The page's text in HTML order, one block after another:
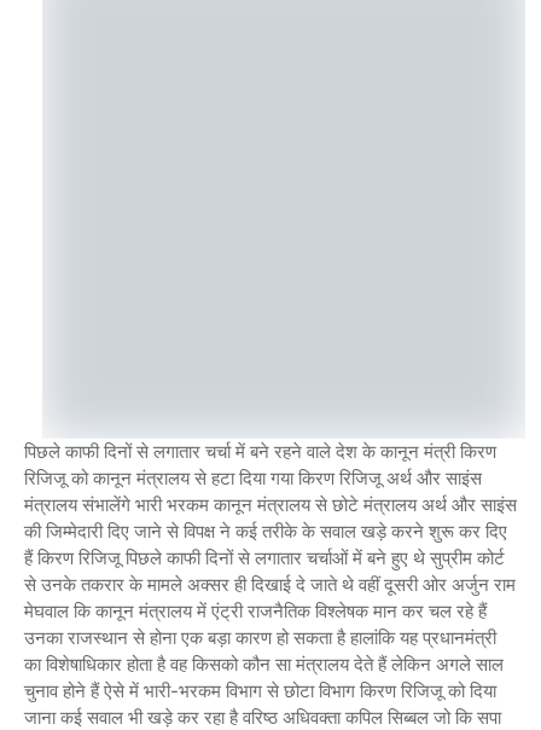
पिछले काफी दिनों से लगातार चर्चा में बने रहने वाले देश के कानून मंत्री किरण
रिजिजू को कानून मंत्रालय से हटा दिया गया किरण रिजिजू अर्थ और साइंस
मंत्रालय संभालेंगे भारी भरकम कानून मंत्रालय से छोटे मंत्रालय अर्थ और साइंस
की जिम्मेदारी दिए जाने से विपक्ष ने कई तरीके के सवाल खड़े करने शुरू कर दिए
हैं किरण रिजिजू पिछले काफी दिनों से लगातार चर्चाओं में बने हुए थे सुप्रीम कोर्ट
से उनके तकरार के मामले अक्सर ही दिखाई दे जाते थे वहीं दूसरी ओर अर्जुन राम
मेघवाल कि कानून मंत्रालय में एंट्री राजनैतिक विश्लेषक मान कर चल रहे हैं
उनका राजस्थान से होना एक बड़ा कारण हो सकता है हालांकि यह प्रधानमंत्री
का विशेषाधिकार होता है वह किसको कौन सा मंत्रालय देते हैं लेकिन अगले साल
चुनाव होने हैं ऐसे में भारी-भरकम विभाग से छोटा विभाग किरण रिजिजू को दिया
जाना कई सवाल भी खड़े कर रहा है वरिष्ठ अधिवक्ता कपिल सिब्बल जो कि सपा